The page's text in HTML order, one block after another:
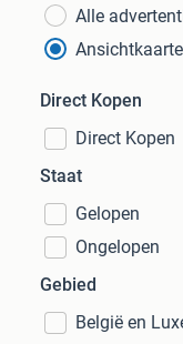
Alle
Direct Kopen
Direct Kopen
Staat
Gelopen
Ongelopen
Gebied
België en